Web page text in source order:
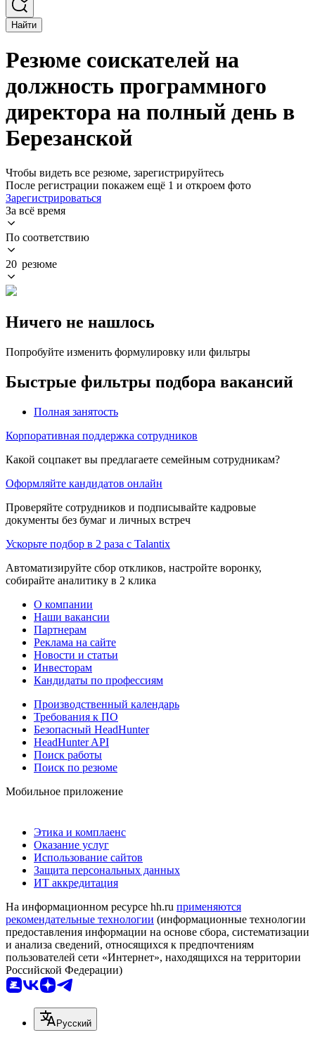
Найти
Резюме соискателей на
должность программного
директора на полный день в
Березанской
Чтобы видеть все резюме, зарегистрируйтесь
После регистрации покажем ещё 1 и откроем фото
Зарегистрироваться
За всё время
По соответствию
20 резюме
Ничего не нашлось
Попробуйте изменить формулировку или фильтры
Быстрые фильтры подбора вакансий
Полная занятость
Корпоративная поддержка сотрудников
Какой соцпакет вы предлагаете семейным сотрудникам?
Оформляйте кандидатов онлайн
Проверяйте сотрудников и подписывайте кадровые
документы без бумаг и личных встреч
Ускорьте подбор в 2 раза с Talantix
Автоматизируйте сбор откликов, настройте воронку,
собирайте аналитику в 2 клика
О компании
Наши вакансии
Партнерам
Реклама на сайте
Новости и статьи
Инвесторам
Кандидаты по профессиям
Производственный календарь
Требования к ПО
Безопасный HeadHunter
HeadHunter API
Поиск работы
Поиск по резюме
Мобильное приложение
Этика и комплаенс
Оказание услуг
Использование сайтов
Защита персональных данных
ИТ аккредитация
На информационном ресурсе hh.ru применяются
рекомендательные технологии (информационные технологии
предоставления информации на основе сбора, систематизации
и анализа сведений, относящихся к предпочтениям
пользователей сети «Интернет», находящихся на территории
Российской Федерации)
Русский